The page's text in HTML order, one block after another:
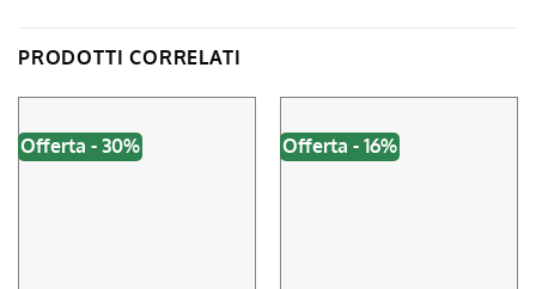
PRODOTTI CORRELATI
Offerta - 30% Offerta - 16%